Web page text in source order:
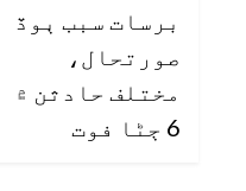
برسات سبب ٻوڏ
صورتحال،
مختلف حادثن ۾
6 ڄڻا فوت